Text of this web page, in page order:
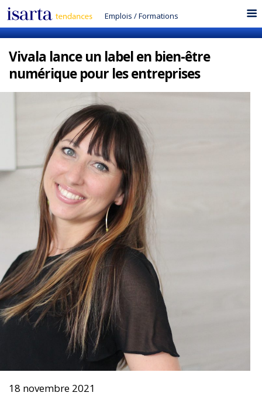
Emplois /Formations
Vivala lance un label en bien-être
numérique pour les entreprises
18 novembre 2021